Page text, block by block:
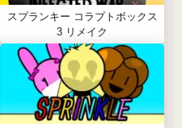
スプランキー コラプトボックス
3 リメイク